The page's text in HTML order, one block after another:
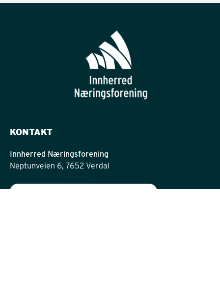
KONTAKT
Innherred Næringsforening
Neptunveien 6, 7652 Verdal